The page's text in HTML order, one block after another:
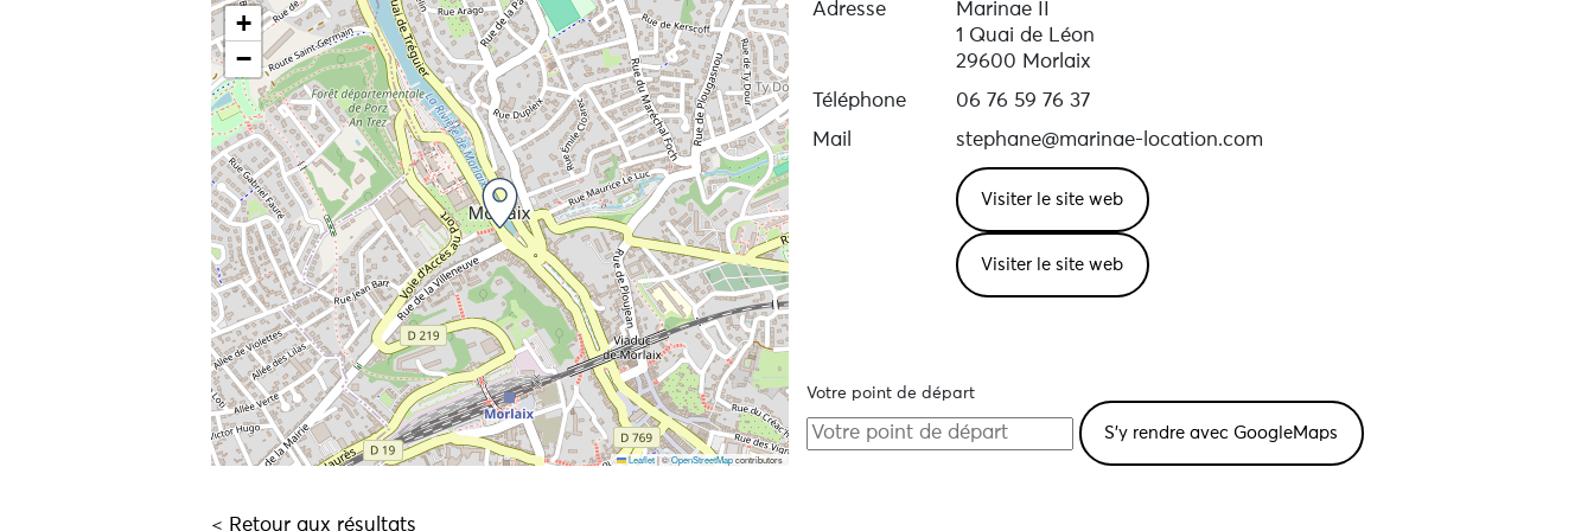
+
−
Leaflet |©OpenStreetMapcontributors
Adresse
Marinae II
1 Quai de Léon
29600 Morlaix
Téléphone
06 76 59 76 37
Mail
stephane@marinae-location.com
Visiter le site web
Visiter le site web
Votre point de départ
< Retour aux résultats